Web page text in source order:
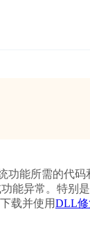
功能所需的代码
能异常。特别
载并使用DLL修